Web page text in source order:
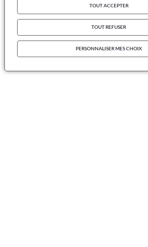
Pagination
3 4 5
S'abonner à Laboratoire National de
TOUT ACCEPTER
TOUT REFUSER
PERSONNALISER MES CHOIX